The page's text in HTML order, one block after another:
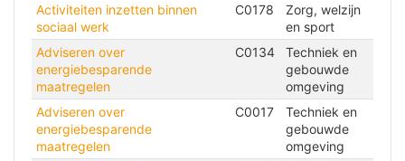
Activiteiten inzetten binnen
sociaal werk
C0178
Zorg, welzijn
en sport
Adviseren over
energiebesparende
maatregelen
C0134
Techniek en
gebouwde
omgeving
Adviseren over
energiebesparende
maatregelen
C0017
Techniek en
gebouwde
omgeving